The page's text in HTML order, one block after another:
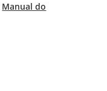
Manual do